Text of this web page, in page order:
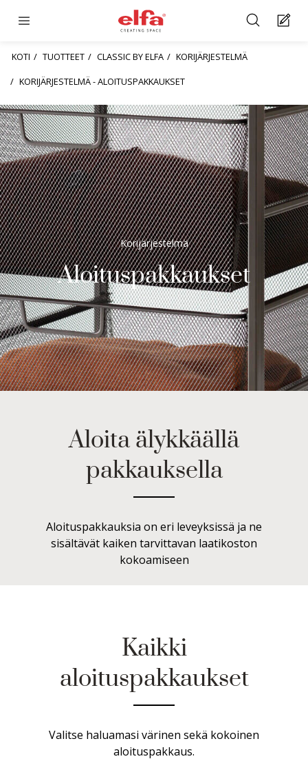
KOTI TUOTTEET CLASSIC BY ELFA
KORIJÄRJESTELMÄ
KORIJÄRJESTELMÄ - ALOITUSPAKKAUKSET
Korijärjestelmä
Aloituspakkaukset
Aloita älykkäällä
pakkauksella
Aloituspakkauksia on eri leveyksissä ja ne
sisältävät kaiken tarvittavan laatikoston
kokoamiseen
Kaikki
aloituspakkaukset
Valitse haluamasi värinen sekä kokoinen
aloituspakkaus.